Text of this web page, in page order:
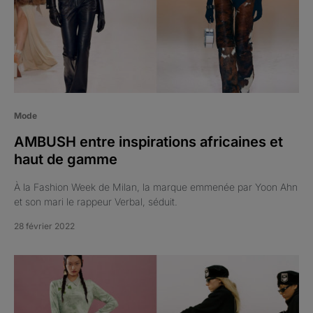
Mode
AMBUSH entre inspirations africaines et
haut de gamme
À la Fashion Week de Milan, la marque emmenée par Yoon Ahn
et son mari le rappeur Verbal, séduit.
28 février 2022